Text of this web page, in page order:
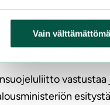
Vain
esitys
luonnonmetsiä
vastustaa
esitystä